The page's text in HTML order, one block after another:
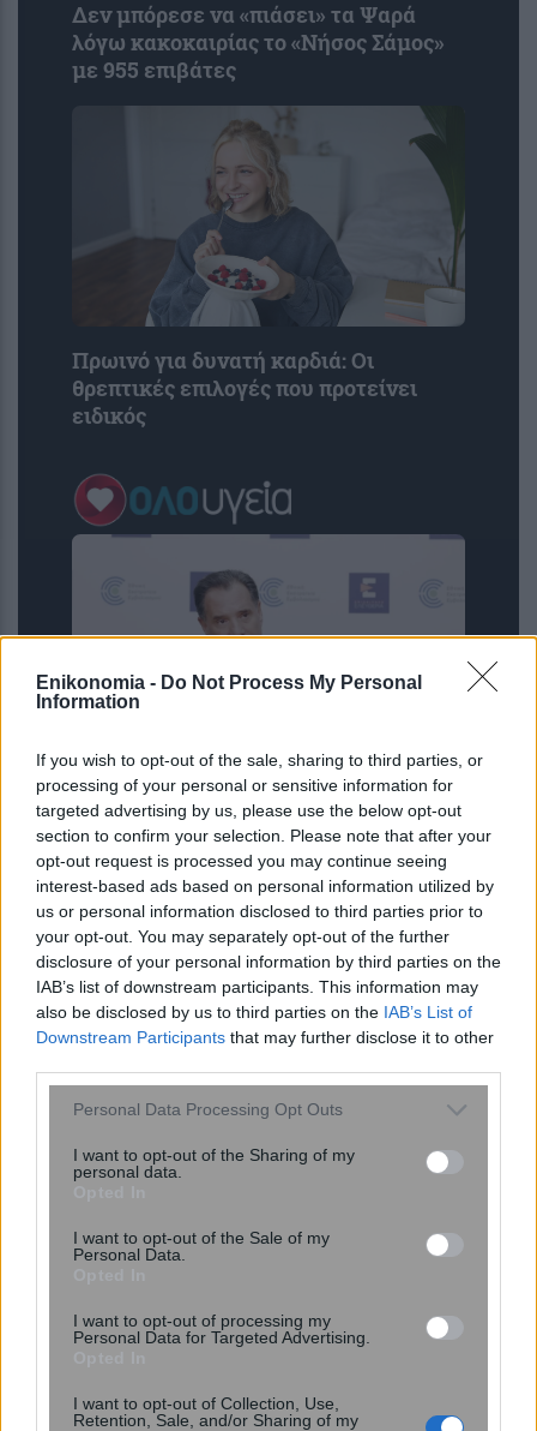
Enikonomia - Do Not Process My Personal
Information
If you wish to opt-out of the sale, sharing to third parties, or
processing of your personal or sensitive information for
targeted advertising by us, please use the below opt-out
section to confirm your selection. Please note that after your
opt-out request is processed you may continue seeing
interest-based ads based on personal information utilized by
us or personal information disclosed to third parties prior to
your opt-out. You may separately opt-out of the further
disclosure of your personal information by third parties on the
IAB’s list of downstream participants. This information may
also be disclosed by us to third parties on the IAB’s List of
Downstream Participants that may further disclose it to other
Please note that this website/app uses one or more Google
not limited to your visit or usage behaviour. You may click to
grant or deny consent to Google and its third-party tags to
consent section.
Personal Data Processing Opt Outs
I want to opt-out of the Sharing of my
personal data.
I want to opt-out of the Sale of my
Personal Data.
I want to opt-out of processing my
Personal Data for Targeted Advertising.
I want to opt-out of Collection, Use,
Retention, Sale, and/or Sharing of my
Δεν μπόρεσε να «πιάσει» τα Ψαρά
λόγω κακοκαιρίας το «Νήσος Σάμος»
με 955 επιβάτες
Πρωινό για δυνατή καρδιά: Οι
θρεπτικές επιλογές που προτείνει
ειδικός
Άδωνις Γεωργιάδης για την επίθεση
σε νοσηλεύτρια στον Ερυθρό Σταυρό:
«Κάτω τα χέρια από το προσωπικό του
ΕΣΥ»
«Καμπανάκι» για το ΕΣΥ: Κενές 1 στις